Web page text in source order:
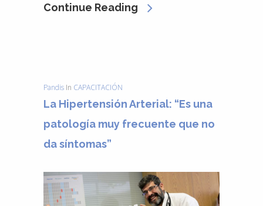
Continue Reading
Pandis In CAPACITACIÓN
La Hipertensión Arterial: “Es una
patología muy frecuente que no
da síntomas”